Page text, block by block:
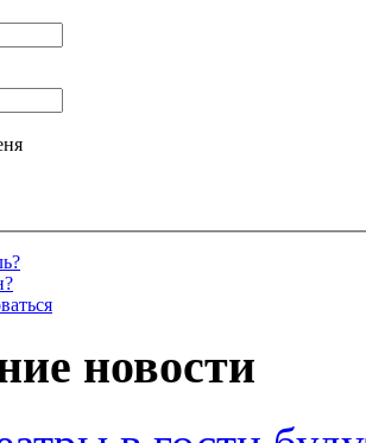
новости